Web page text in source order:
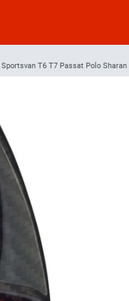
T6 T7 Passat Polo Sharan